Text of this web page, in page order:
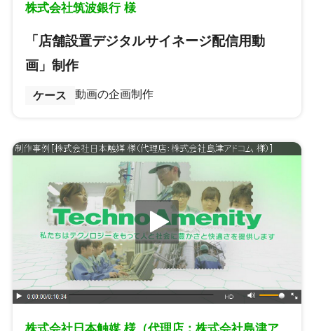
株式会社筑波銀行 様
「店舗設置デジタルサイネージ配信用動
画」制作
ケース 動画の企画制作